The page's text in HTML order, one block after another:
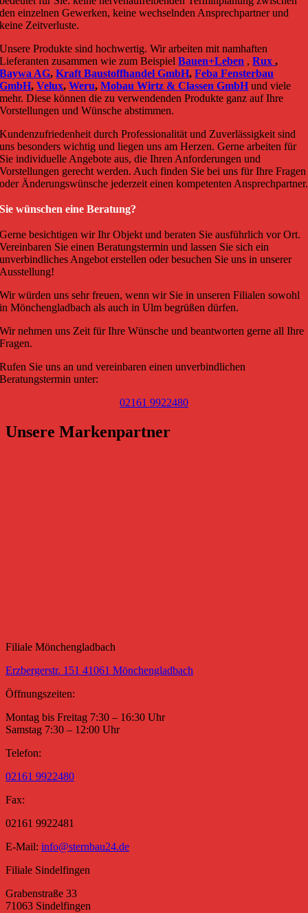
den einzelnen Gewerken, keine wechselnden Ansprechpartner und
keine Zeitverluste.
Unsere Produkte sind hochwertig. Wir arbeiten mit namhaften
Lieferanten zusammen wie zum BeispielBauen+Leben ,Rux,
Baywa AG,Kraft Baustoffhandel GmbH,Feba Fensterbau
GmbH,Velux,Weru,Mobau Wirtz & Classen GmbH und viele
mehr. Diese können die zu verwendenden Produkte ganz auf Ihre
Vorstellungen und Wünsche abstimmen.
Kundenzufriedenheit durch Professionalität und Zuverlässigkeit sind
uns besonders wichtig und liegen uns am Herzen. Gerne arbeiten für
Sie individuelle Angebote aus, die Ihren Anforderungen und
Vorstellungen gerecht werden. Auch finden Sie bei uns für Ihre Fragen
oder Änderungswünsche jederzeit einen kompetenten Ansprechpartner.
Sie wünschen eine Beratung?
Gerne besichtigen wir Ihr Objekt und beraten Sie ausführlich vor Ort.
Vereinbaren Sie einen Beratungstermin und lassen Sie sich ein
unverbindliches Angebot erstellen oder besuchen Sie uns in unserer
Ausstellung!
Wir würden uns sehr freuen, wenn wir Sie in unseren Filialen sowohl
in Mönchengladbach als auch in Ulm begrüßen dürfen.
Wir nehmen uns Zeit für Ihre Wünsche und beantworten gerne all Ihre
Fragen.
Rufen Sie uns an und vereinbaren einen unverbindlichen
Beratungstermin unter:
02161 9922480
Unsere Markenpartner
Filiale Mönchengladbach
Erzbergerstr. 151 41061 Mönchengladbach
Öffnungszeiten:
Montag bis Freitag 7:30 – 16:30 Uhr
Samstag 7:30 – 12:00 Uhr
Telefon:
02161 9922480
Fax:
02161 9922481
E-Mail: info@sternbau24.de
Filiale Sindelfingen
Grabenstraße 33
71063 Sindelfingen